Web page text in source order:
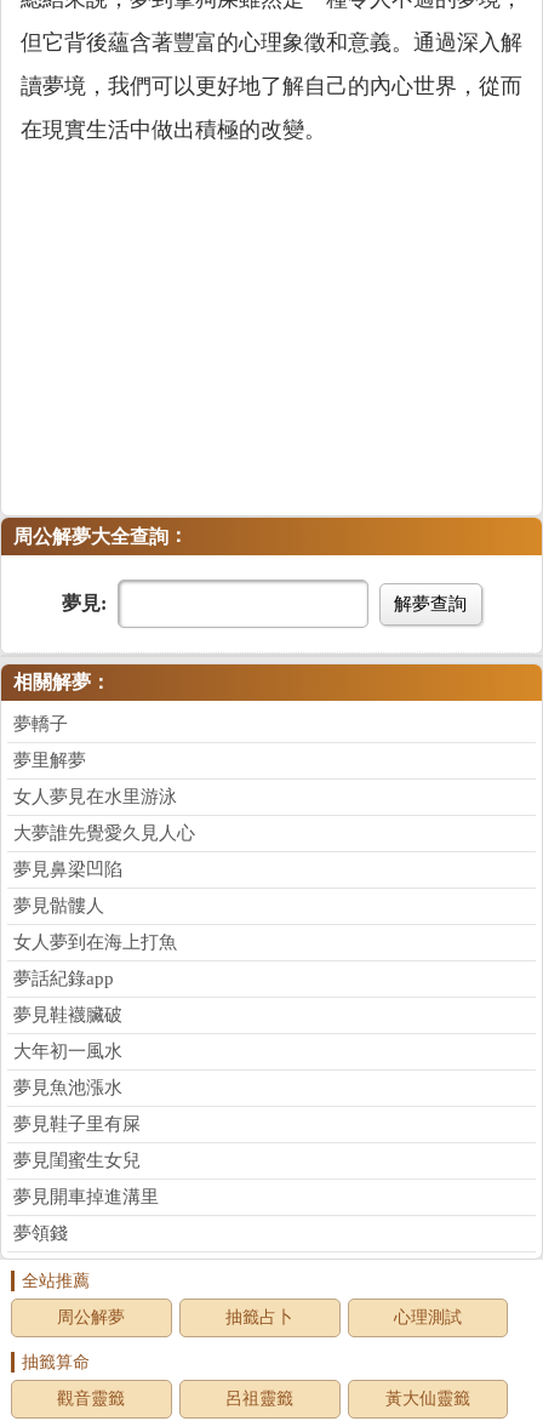
但它背後蘊含著豐富的心理象徵和意義。通過深入解
讀夢境，我們可以更好地了解自己的內心世界，從而
在現實生活中做出積極的改變。
周公解夢大全查詢 ：
夢見: 解夢查詢
相關解夢：
夢轎子
夢里解夢
女人夢見在水里游泳
大夢誰先覺愛久見人心
夢見鼻梁凹陷
夢見骷髏人
女人夢到在海上打魚
夢話紀錄app
夢見鞋襪臟破
大年初一風水
夢見魚池漲水
夢見鞋子里有屎
夢見閨蜜生女兒
夢見開車掉進溝里
夢領錢
全站推薦
周公解夢
抽籤占卜 心理測試
抽籤算命
觀音靈籤
呂祖靈籤 黃大仙靈籤